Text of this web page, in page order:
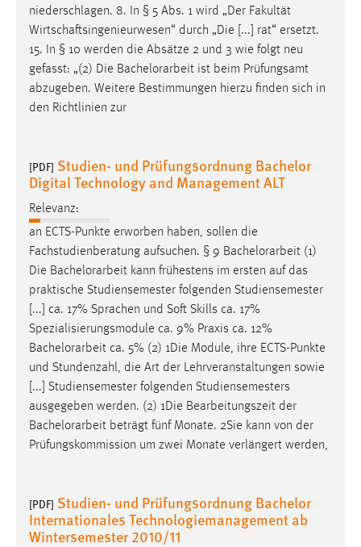
niederschlagen. 8. In § 5 Abs. 1 wird „Der Fakultät
Wirtschaftsingenieurwesen“ durch „Die [...] rat“ ersetzt.
15. In § 10 werden die Absätze 2 und 3 wie folgt neu
gefasst: „(2) Die Bachelorarbeit ist beim Prüfungsamt
abzugeben. Weitere Bestimmungen hierzu finden sich in
den Richtlinien zur
[PDF] Studien- und Prüfungsordnung Bachelor
Digital Technology and Management ALT
Relevanz:
an ECTS-Punkte erworben haben, sollen die
Fachstudienberatung aufsuchen. § 9 Bachelorarbeit (1)
Die Bachelorarbeit kann frühestens im ersten auf das
praktische Studiensemester folgenden Studiensemester
[...] ca. 17% Sprachen und Soft Skills ca. 17%
Spezialisierungsmodule ca. 9% Praxis ca. 12%
Bachelorarbeit ca. 5% (2) 1Die Module, ihre ECTS-Punkte
und Stundenzahl, die Art der Lehrveranstaltungen sowie
[...] Studiensemester folgenden Studiensemesters
ausgegeben werden. (2) 1Die Bearbeitungszeit der
Bachelorarbeit beträgt fünf Monate. 2Sie kann von der
Prüfungskommission um zwei Monate verlängert werden,
[PDF] Studien- und Prüfungsordnung Bachelor
Internationales Technologiemanagement ab
Wintersemester 2010/11